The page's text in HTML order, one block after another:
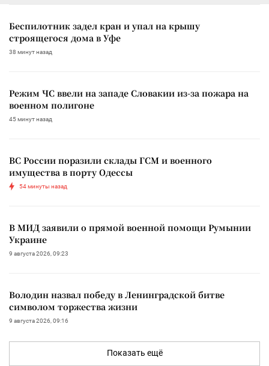
Беспилотник задел кран и упал на крышу
строящегося дома в Уфе
38 минут назад
Режим ЧС ввели на западе Словакии из-за пожара на
военном полигоне
45 минут назад
ВС России поразили склады ГСМ и военного
имущества в порту Одессы
54 минуты назад
В МИД заявили о прямой военной помощи Румынии
Украине
9 августа 2026, 09:23
Володин назвал победу в Ленинградской битве
символом торжества жизни
9 августа 2026, 09:16
Показать ещё